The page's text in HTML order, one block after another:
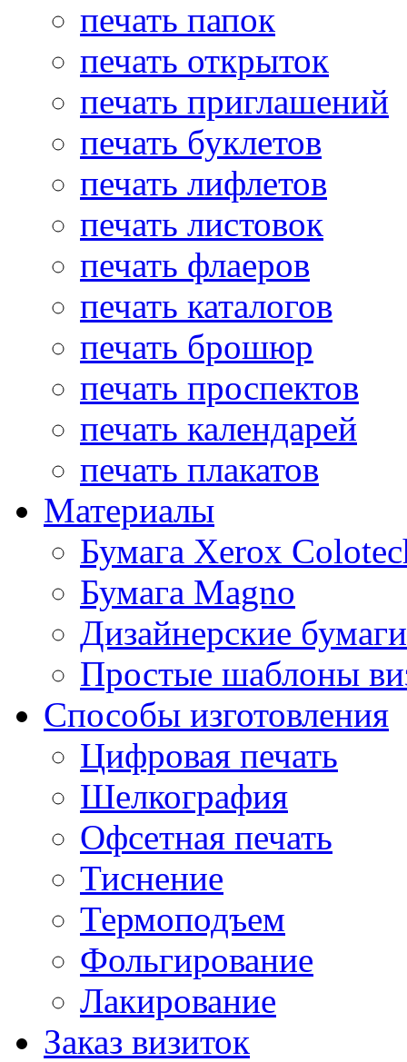
печать папок
печать открыток
печать приглашений
печать буклетов
печать лифлетов
печать листовок
печать флаеров
печать каталогов
печать брошюр
печать проспектов
печать календарей
печать плакатов
Материалы
Бумага Xerox
Бумага Magno
Дизайнерские бумаги
Простые шаблоны
Способы изготовления
Цифровая печать
Шелкография
Офсетная печать
Тиснение
Термоподъем
Фольгирование
Лакирование
Заказ визиток